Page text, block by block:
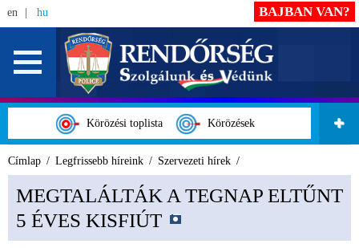
en hu
Körözési toplista Körözések
BAJBAN VAN?
Címlap Legfrissebb híreink Szervezeti hírek
MEGTALÁLTÁK A TEGNAP ELTŰNT
5 ÉVES KISFIÚT